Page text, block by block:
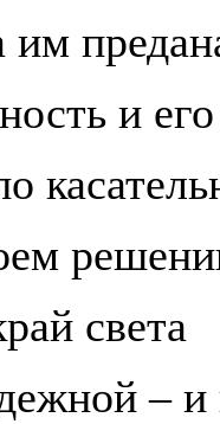
им
и его
света
– и